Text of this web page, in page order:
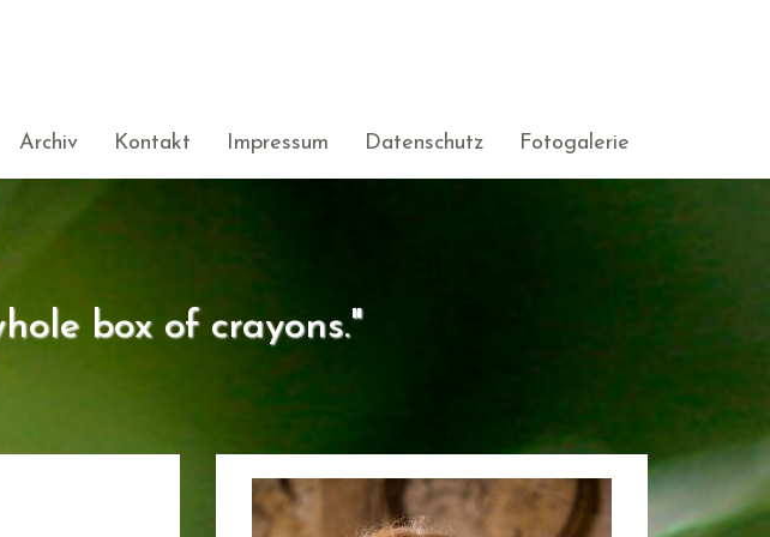
Archiv Kontakt Impressum Datenschutz Fotogalerie
box of crayons."